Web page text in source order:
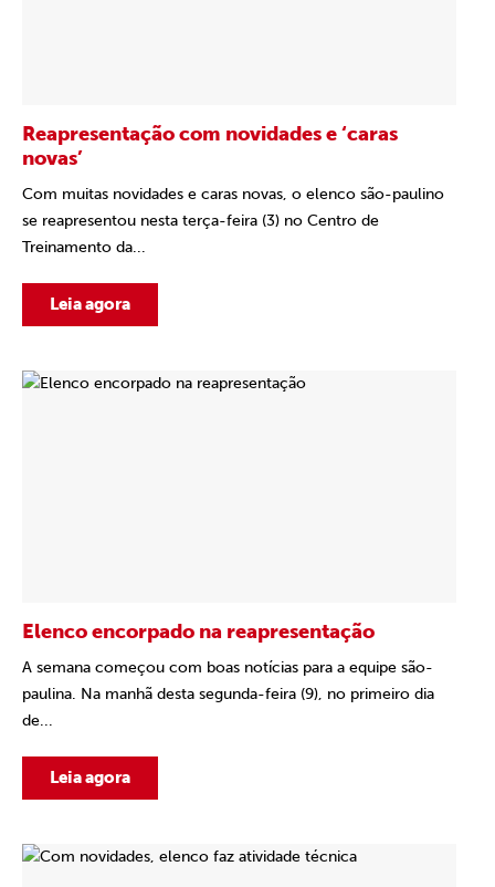
Reapresentação com novidades e ‘caras
novas’
Com muitas novidades e caras novas, o elenco são-paulino
se reapresentou nesta terça-feira (3) no Centro de
Treinamento da...
Leia agora
Elenco encorpado na reapresentação
A semana começou com boas notícias para a equipe são-
paulina. Na manhã desta segunda-feira (9), no primeiro dia
de...
Leia agora